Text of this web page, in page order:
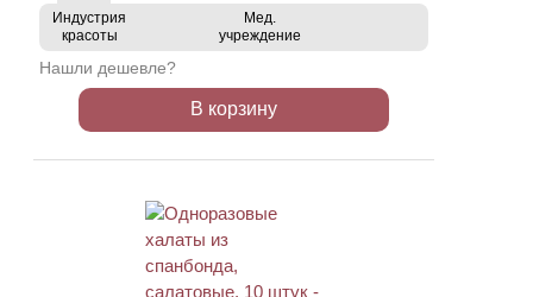
Индустрия
красоты
Мед.
учреждение
Нашли дешевле?
В корзину